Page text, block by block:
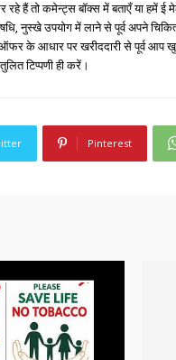
हैं तो कमेन्ट्स बॉक्स में बताएँ या हमें
नुस्खे उपयोग में लाने से पूर्व अपने
ऑफर के आधार पर खरीददारी से पूर्व
टिप्पणी ही करें।
Pinterest